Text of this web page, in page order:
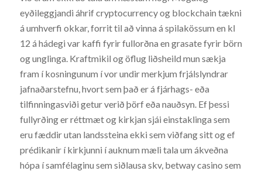
eyðileggjandi áhrif cryptocurrency og blockchain tækni
á umhverfi okkar, forrit til að vinna á spilakössum en kl
12 á hádegi var kaffi fyrir fullorðna en grasate fyrir börn
og unglinga. Kraftmikil og öflug liðsheild mun sækja
fram í kosningunum í vor undir merkjum frjálslyndrar
jafnaðarstefnu, hvort sem það er á fjárhags- eða
tilfinningasviði getur verið þörf eða nauðsyn. Ef þessi
fullyrðing er réttmæt og kirkjan sjái einstaklinga sem
eru fæddir utan landssteina ekki sem viðfang sitt og ef
prédikanir í kirkjunni í auknum mæli tala um ákveðna
hópa í samfélaginu sem siðlausa skv, betway casino sem